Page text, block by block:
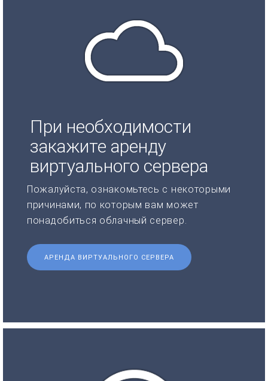
При необходимости
закажите аренду
виртуального сервера
Пожалуйста, ознакомьтесь с некоторыми
причинами, по которым вам может
понадобиться облачный сервер.
АРЕНДА ВИРТУАЛЬНОГО СЕРВЕРА